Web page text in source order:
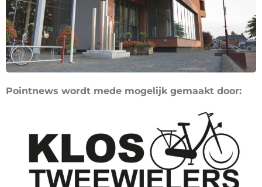
Pointnews wordt mede mogelijk gemaakt door: